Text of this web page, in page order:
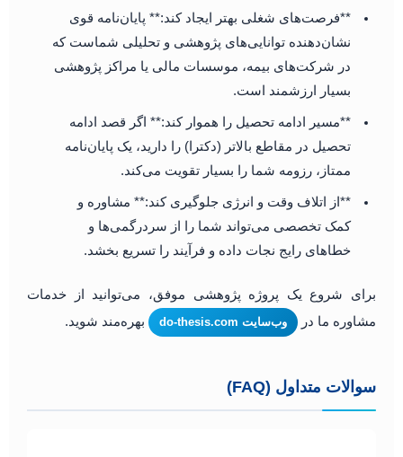
**فرصت‌های شغلی بهتر ایجاد کند:** پایان‌نامه قوی
نشان‌دهنده توانایی‌های پژوهشی و تحلیلی شماست که
در شرکت‌های بیمه، موسسات مالی یا مراکز پژوهشی
بسیار ارزشمند است.
**مسیر ادامه تحصیل را هموار کند:** اگر قصد ادامه
تحصیل در مقاطع بالاتر (دکترا) را دارید، یک پایان‌نامه
ممتاز، رزومه شما را بسیار تقویت می‌کند.
**از اتلاف وقت و انرژی جلوگیری کند:** مشاوره و
کمک تخصصی می‌تواند شما را از سردرگمی‌ها و
خطاهای رایج نجات داده و فرآیند را تسریع بخشد.
برای شروع یک پروژه پژوهشی موفق، می‌توانید از خدمات
مشاوره ما در
وب‌سایت do-thesis.com بهره‌مند شوید.
سوالات متداول (FAQ)